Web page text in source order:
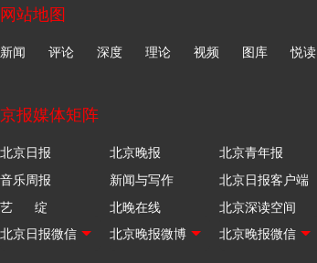
网站地图
新闻 评论 深度 理论 视频 图库 悦读
京报媒体矩阵
北京日报 北京晚报 北京青年报
音乐周报
新闻与写作 北京日报客户端
艺 绽
北晚在线 北京深读空间